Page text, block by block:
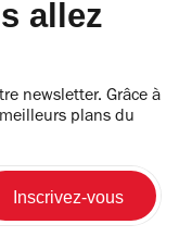
allez
newsletter. Grâce à
plans du